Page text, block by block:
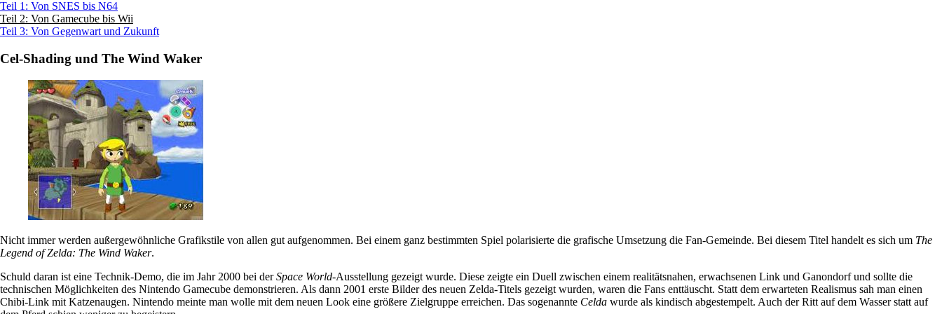
Teil 1: Von SNES bis N64
Teil 2: Von Gamecube bis Wii
Teil 3: Von Gegenwart und Zukunft
Cel-Shading und The Wind Waker
Nicht immer werden außergewöhnliche Grafikstile von allen gut aufgenommen. Bei einem ganz bestimmten Spiel polarisierte die grafische Umsetzung die Fan-Gemeinde. Bei diesem Titel handelt es sich um The
Legend of Zelda: The Wind Waker.
Schuld daran ist eine Technik-Demo, die im Jahr 2000 bei derSpace World-Ausstellung gezeigt wurde. Diese zeigte ein Duell zwischen einem realitätsnahen, erwachsenen Link und Ganondorf und sollte die
technischen Möglichkeiten des Nintendo Gamecube demonstrieren. Als dann 2001 erste Bilder des neuen Zelda-Titels gezeigt wurden, waren die Fans enttäuscht. Statt dem erwarteten Realismus sah man einen
Chibi-Link mit Katzenaugen. Nintendo meinte man wolle mit dem neuen Look eine größere Zielgruppe erreichen. Das sogenannte Celda wurde als kindisch abgestempelt. Auch der Ritt auf dem Wasser statt auf